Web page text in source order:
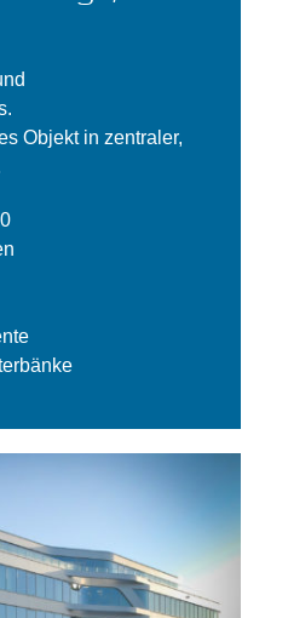
Objekt in zentraler,